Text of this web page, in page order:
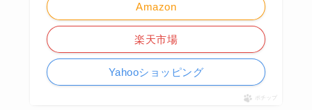
Amazon
楽天市場
Yahooショッピング
ポチップ